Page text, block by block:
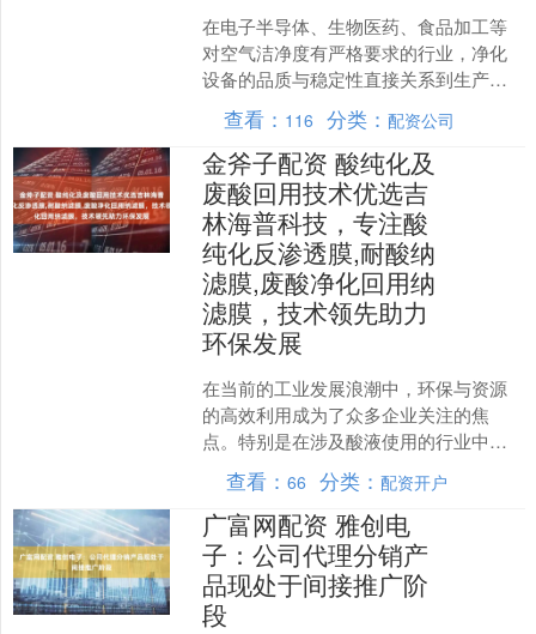
在电子半导体、生物医药、食品加工等
对空气洁净度有严格要求的行业，净化
设备的品质与稳定性直接关系到生产安
全与产品合格率。艾立工业深耕净化设
备领域 20 余年，凭借....
查看： 116 分类：配资公司
金斧子配资 酸纯化及
废酸回用技术优选吉
林海普科技，专注酸
纯化反渗透膜,耐酸纳
滤膜,废酸净化回用纳
滤膜，技术领先助力
环保发展
在当前的工业发展浪潮中，环保与资源
的高效利用成为了众多企业关注的焦
点。特别是在涉及酸液使用的行业中，
如何实现酸液的纯化以及废酸的净化回
用，不仅关乎企业的生产成本....
查看：66 分类：配资开户
广富网配资 雅创电
子：公司代理分销产
品现处于间接推广阶
段